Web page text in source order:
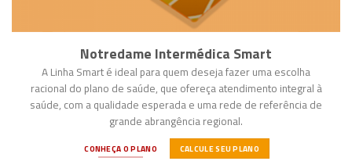
Notredame Intermédica Smart
A Linha Smart é ideal para quem deseja fazer uma escolha
racional do plano de saúde, que ofereça atendimento integral à
saúde, com a qualidade esperada e uma rede de referência de
grande abrangência regional.
CONHEÇA O PLANO CALCULE SEU PLANO